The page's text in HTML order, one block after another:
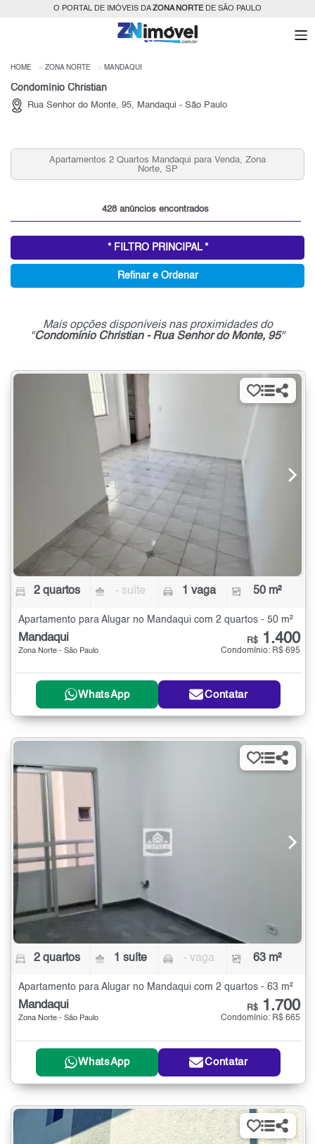
O PORTAL DE IMÓVEIS DAZONA NORTEDE SÃO PAULO
HOME ZONA NORTE MANDAQUI
Condomínio Christian
Rua Senhor do Monte, 95, Mandaqui - São Paulo
Condomínios Fechados 3 Quartos Mandaqui para Venda,
Zona Norte, SP
428 anúncios encontrados
* FILTRO PRINCIPAL *
Refinar e Ordenar
Mais opções disponíveis nas proximidades do
"Condomínio Christian - Rua Senhor do Monte, 95"
2 quartos - suíte 1 vaga 50 m²
Apartamento para Alugar no Mandaqui com 2 quartos - 50 m²
Mandaqui
Zona Norte - São Paulo
R$ 1.400
Condomínio: R$ 695
WhatsApp Contatar
2 quartos 1 suíte - vaga 63 m²
Apartamento para Alugar no Mandaqui com 2 quartos - 63 m²
Mandaqui
Zona Norte - São Paulo
R$ 1.700
Condomínio: R$ 665
WhatsApp Contatar